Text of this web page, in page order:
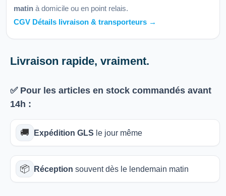
matin à domicile ou en point relais.
CGV Détails livraison & transporteurs →
Livraison rapide, vraiment.
✅ Pour les articles en stock commandés avant
14h :
🚚 Expédition GLS le jour même
📦 Réception souvent dès le lendemain matin